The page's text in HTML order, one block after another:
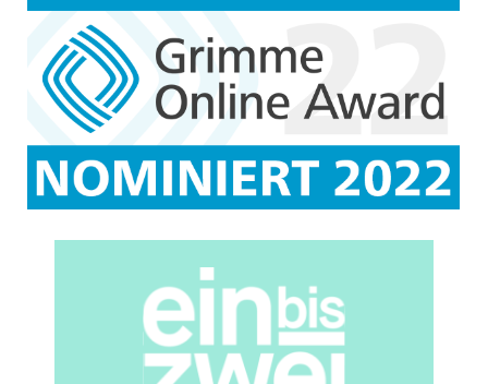
habe ich gemerkt: "Ach so, das
ist eine Hotline, die sich vor allem
an Ärztinnen und Ärzte richtet,
die sich dort informieren können."
Richtig?
[00:01:54.030] - Oliver Berthold
Genau. Nicht nur Ärzt*innen,
sondern eben auch alle
Fachkräfte aus dem
Gesundheitswesen und eben